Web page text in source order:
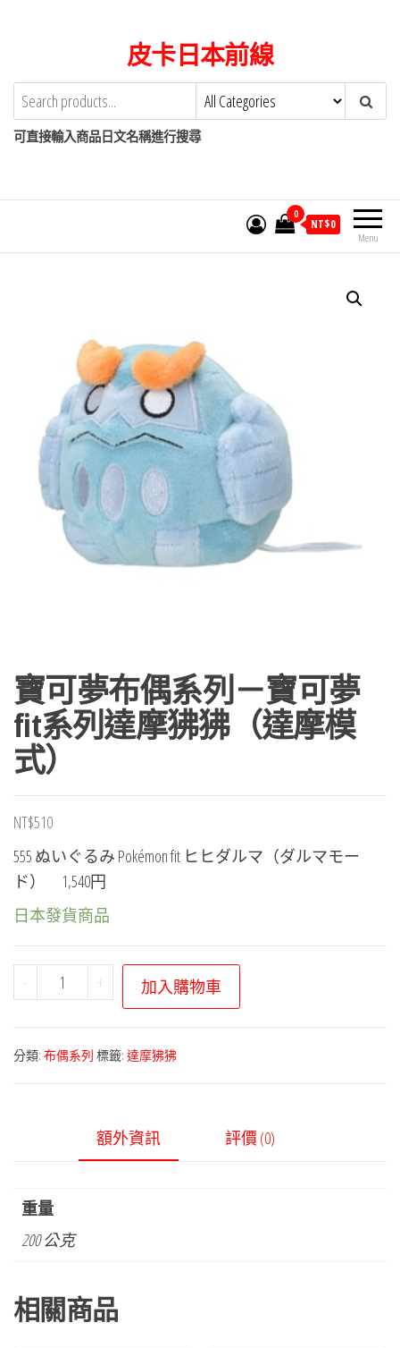
content
皮卡日本前線
可直接輸入商品日文名稱進行搜尋
Menu
0
NT$0
寶可夢布偶系列－寶可夢
fit系列達摩狒狒（達摩模
式）
NT$510
555 ぬいぐるみ Pokémon fit ヒヒダルマ（ダルマモー
ド） 1,540円
日本發貨商品
-
可
布
可
fit
列
達
+ 加入購物車
分類: 布偶系列 標籤: 達摩狒狒
額外資訊 評價 (0)
重量
200 公克
相關商品